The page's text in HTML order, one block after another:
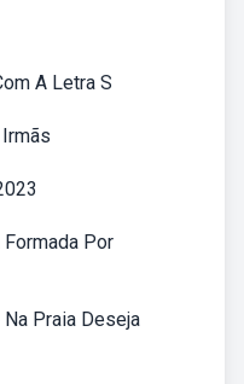
A Letra S
Formada Por
Praia Deseja